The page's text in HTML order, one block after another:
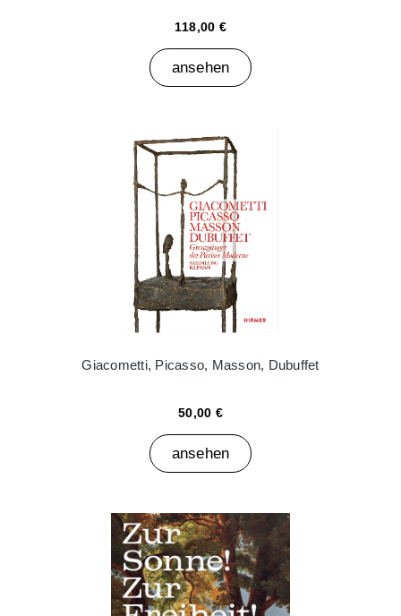
118,00 €
ansehen
Giacometti, Picasso, Masson, Dubuffet
50,00 €
ansehen